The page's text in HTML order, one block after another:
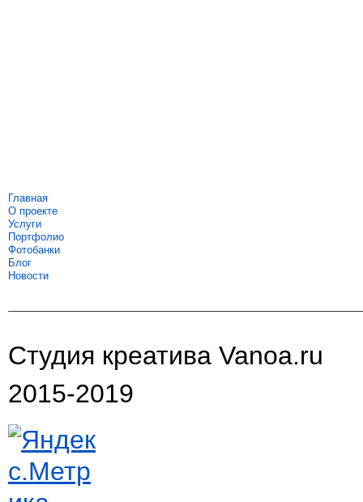
Главная
О проекте
Услуги
Портфолио
Фотобанки
Блог
Новости
Студия креатива Vanoa.ru
2015-2019